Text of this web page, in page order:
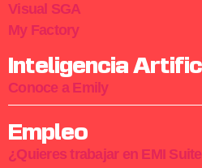
Visual SGA
My Factory
Inteligencia
Conoce a Emily
Empleo
¿Quieres trabajar en EMI